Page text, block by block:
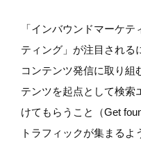
「インバウンドマーケ
ティング」が注目される
コンテンツ発信に取り組
テンツを起点として検索
けてもらうこと（Get
トラフィックが集まる